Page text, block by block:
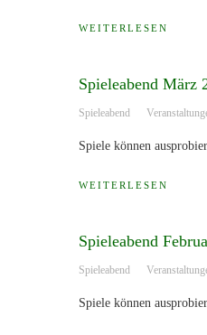
WEITERLESEN
Spieleabend März
Spieleabend
Spiele können
WEITERLESEN
Spieleabend
Spieleabend
Spiele können